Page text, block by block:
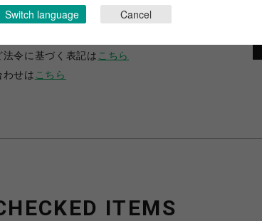
Q
UP SHOP
令に基づく表記は こちら
わせは こちら
ITEMS
Switch language Cancel